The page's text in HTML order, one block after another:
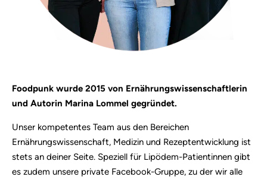
Foodpunk wurde 2015 von Ernährungswissenschaftlerin
und Autorin Marina Lommel gegründet.
Unser kompetentes Team aus den Bereichen
Ernährungswissenschaft, Medizin und Rezeptentwicklung ist
stets an deiner Seite. Speziell für Lipödem-Patientinnen gibt
es zudem unsere private Facebook-Gruppe, zu der wir alle